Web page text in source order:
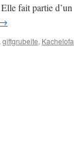
fait partie d’un
giftgrubeite, Kachelofa